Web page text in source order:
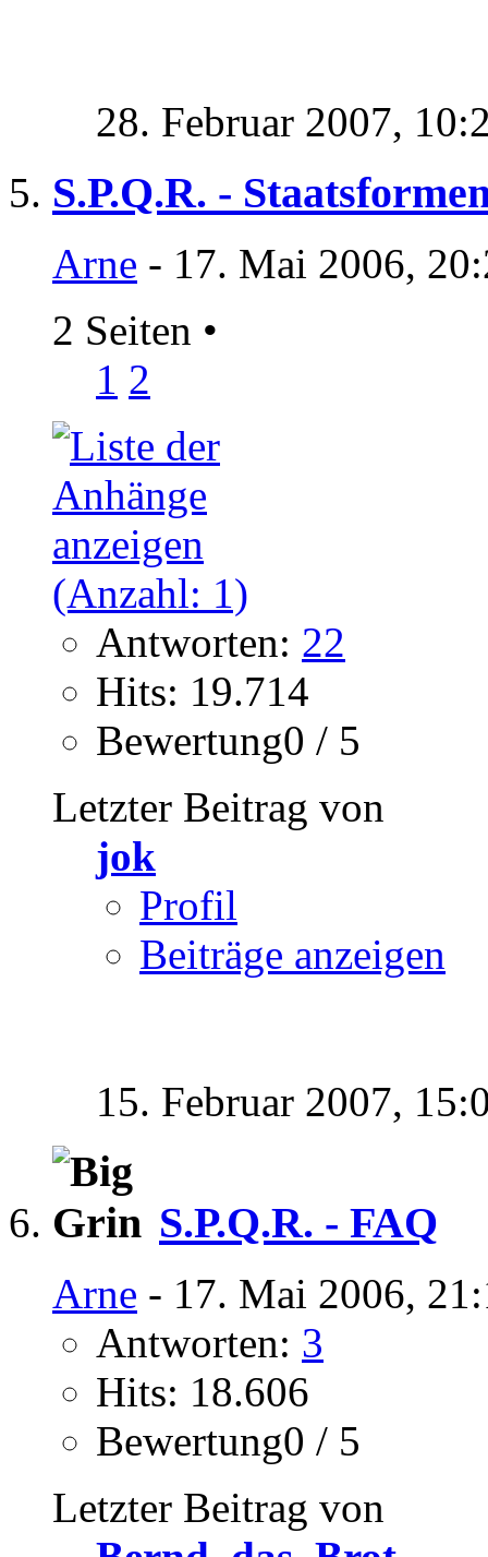
28. Februar 2007,
S.P.Q.R. -
Arne - 17. Mai 2006,
2 Seiten •
1 2
Antworten: 22
Hits: 19.714
Bewertung0 / 5
Letzter Beitrag von
jok
Profil
Beiträge anzeigen
15. Februar 2007,
S.P.Q.R. - FAQ
Arne - 17. Mai 2006,
Antworten: 3
Hits: 18.606
Bewertung0 / 5
Letzter Beitrag von